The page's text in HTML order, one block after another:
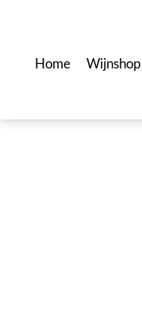
Home Wijnshop